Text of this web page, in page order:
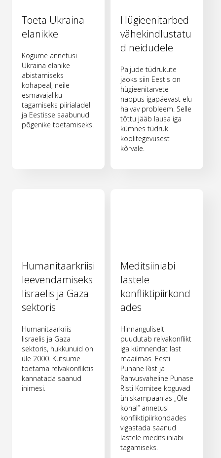
Toeta Ukraina
elanikke
Kogume annetusi
Ukraina elanike
abistamiseks
kohapeal, neile
esmavajaliku
tagamiseks piirialadel
ja Eestisse saabunud
põgenike toetamiseks.
Hügieenitarbed
vähekindlustatu
d neidudele
Paljude tüdrukute
jaoks siin Eestis on
hügieenitarvete
nappus igapäevast elu
halvav probleem. Selle
tõttu jääb lausa iga
kümnes tüdruk
koolitegevusest
kõrvale.
Humanitaarkriisi
leevendamiseks
Iisraelis ja Gaza
sektoris
Humanitaarkriis
Iisraelis ja Gaza
sektoris, hukkunuid on
üle 2000. Kutsume
toetama relvakonfliktis
kannatada saanud
inimesi.
Meditsiiniabi
lastele
konfliktipiirkond
ades
Hinnanguliselt
puudutab relvakonflikt
iga kümnendat last
maailmas. Eesti
Punane Rist ja
Rahvusvaheline Punase
Risti Komitee koguvad
ühiskampaanias „Ole
kohal“ annetusi
konfliktipiirkondades
vigastada saanud
lastele meditsiiniabi
tagamiseks.